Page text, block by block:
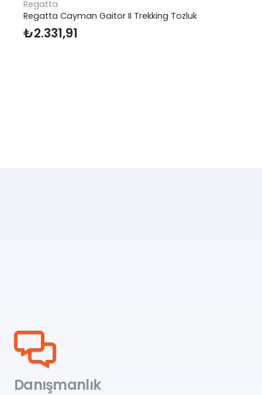
Regatta
Regatta Cayman Gaitor II Trekking Tozluk
₺2.331,91
Danışmanlık